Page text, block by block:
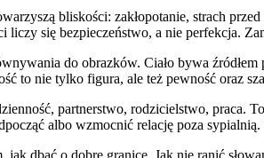
bliskości: zakłopotanie, strach
się bezpieczeństwo, a nie perfekcja.
do obrazków. Ciało bywa
to nie tylko figura, ale też pewność oraz
partnerstwo, rodzicielstwo, praca.
albo wzmocnić relację poza
dbać o dobre granice. Jak nie ranić